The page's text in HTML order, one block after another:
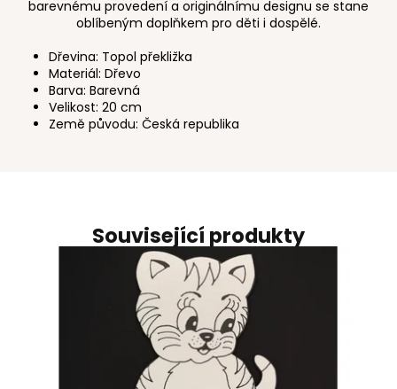
Související produkty
barevnému provedení a originálnímu designu se stane
oblíbeným doplňkem pro děti i dospělé.
Dřevina: Topol překližka
Materiál: Dřevo
Barva: Barevná
Velikost: 20 cm
Země původu: Česká republika